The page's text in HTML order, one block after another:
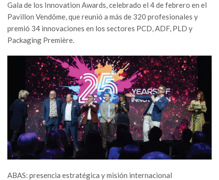
Gala de los Innovation Awards, celebrado el 4 de febrero en el
Pavillon Vendôme, que reunió a más de 320 profesionales y
premió 34 innovaciones en los sectores PCD, ADF, PLD y
Packaging Première.
ABAS: presencia estratégica y misión internacional